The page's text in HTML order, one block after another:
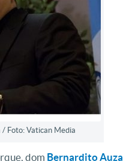
Foto: Vatican Media
dom Bernardito Auza